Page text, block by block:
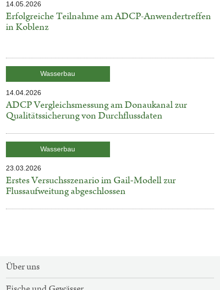
Veröffentlicht
am
14.05.2026
Erfolgreiche Teilnahme am ADCP-Anwendertreffen
in Koblenz
Kategorie:
Wasserbau
Veröffentlicht
am
14.04.2026
ADCP Vergleichsmessung am Donaukanal zur
Qualitätssicherung von Durchflussdaten
Kategorie:
Wasserbau
Veröffentlicht
am
23.03.2026
Erstes Versuchsszenario im Gail‑Modell zur
Flussaufweitung abgeschlossen
SITEMAP-
NAVIGATION
Über uns